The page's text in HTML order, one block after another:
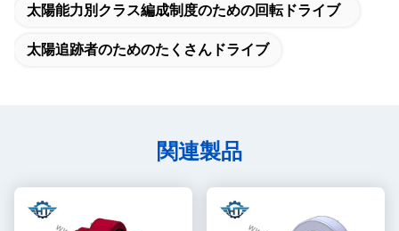
太陽能力別クラス編成制度のための回転ドライブ
太陽追跡者のためのたくさんドライブ
関連製品